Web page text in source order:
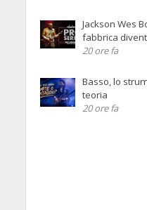
Jackson Wes
fabbrica
20 ore fa
Basso, lo
teoria
20 ore fa